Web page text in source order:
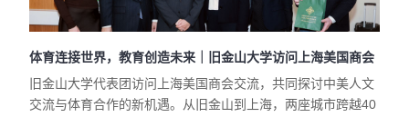
体育连接世界，教育创造未来｜旧金山大学访问上海美国商会
旧金山大学代表团访问上海美国商会交流，共同探讨中美人文
交流与体育合作的新机遇。从旧金山到上海，两座城市跨越40